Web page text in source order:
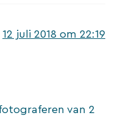
12 juli 2018 om 22:19
van 2